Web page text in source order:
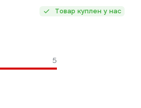
Товар куплен у нас
5